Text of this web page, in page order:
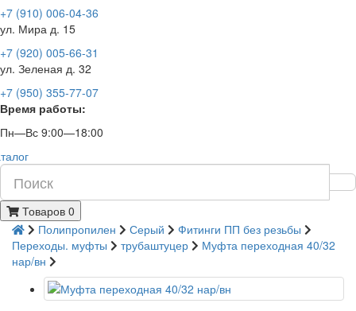
+7 (910) 006-04-36
ул. Мира д. 15
+7 (920) 005-66-31
ул. Зеленая д. 32
+7 (950) 355-77-07
Время работы:
Пн—Вс 9:00—18:00
Товаров 0
Полипропилен
Серый
Фитинги ПП без резьбы
Переходы. муфты
трубаштуцер
Муфта переходная 40/32
нар/вн